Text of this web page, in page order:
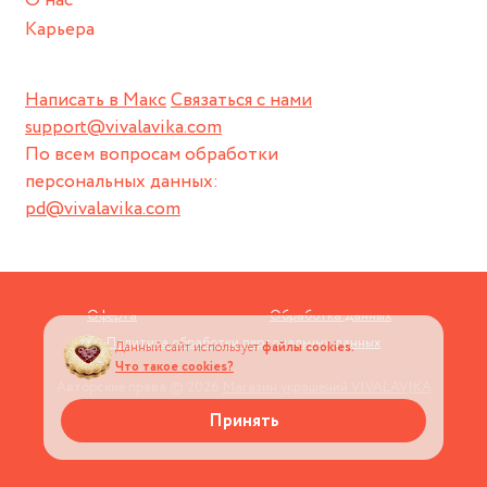
Написать в МаксСвязаться с нами
support@vivalavika.com
По всем вопросам обработки
персональных данных:
pd@vivalavika.com
Карьера
Оферта
Обработка данных
Политика обработки персональных данных
Данный сайт используетфайлы cookies.
Что такое cookies?
Принять